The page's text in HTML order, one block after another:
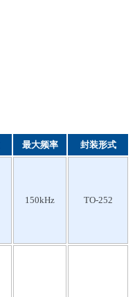
最大频率 封装形式
150kHz TO-252